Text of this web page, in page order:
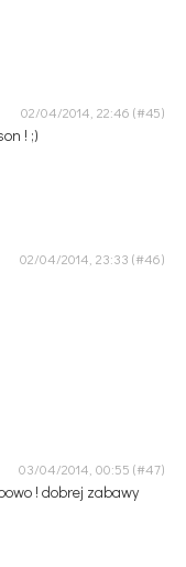
02/04/2014, 22:46
! ;)
02/04/2014, 23:33
03/04/2014, 00:55
! dobrej zabawy